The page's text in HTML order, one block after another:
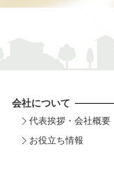
会社について
代表挨拶・会社概要
お役立ち情報